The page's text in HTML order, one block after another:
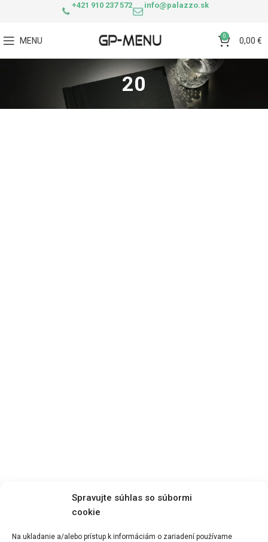
Spravujte súhlas so súbormi
cookie
Na ukladanie a/alebo prístup k informáciám o zariadení používame
+421 910 237 572 info@palazzo.sk
MENU 0 0,00 €
20